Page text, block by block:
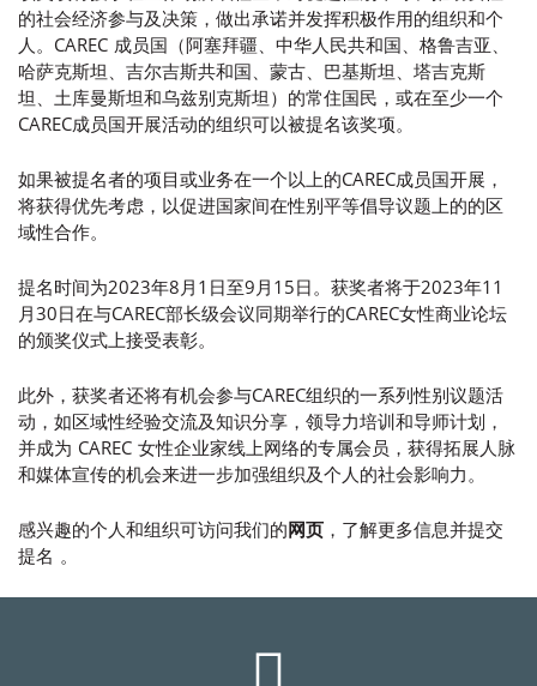
的社会经济参与及决策，做出承诺并发挥积极作用的组织和个
人。CAREC 成员国（阿塞拜疆、中华人民共和国、格鲁吉亚、
哈萨克斯坦、吉尔吉斯共和国、蒙古、巴基斯坦、塔吉克斯
坦、土库曼斯坦和乌兹别克斯坦）的常住国民，或在至少一个
CAREC成员国开展活动的组织可以被提名该奖项。
如果被提名者的项目或业务在一个以上的CAREC成员国开展，
将获得优先考虑，以促进国家间在性别平等倡导议题上的的区
域性合作。
提名时间为2023年8月 1日至9月15日。 获奖者将于2023年11
月30日在与CAREC部长级会议同期举行的CAREC女性商业论坛
的颁奖仪式上接受表彰。
此外， 获奖者还将有机会参与CAREC组织的一系列性别议题活
动， 如区域性经验交流及知识分享， 领导力培训和导师计划，
并成为 CAREC 女性企业家线上网络的专属会员，获得拓展人脉
和媒体宣传的机会来进一步加强组织及个人的社会影响力。
感兴趣的个人和组织可访问我们的网页 ，了解更多信息并提交
提名 。